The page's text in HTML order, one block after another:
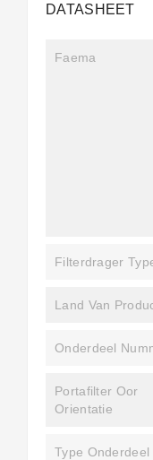
DATASHEET
Faema
Filterdrager
Land Van
Onderdeel
Portafilter Oor
Orientatie
Type Onderdeel